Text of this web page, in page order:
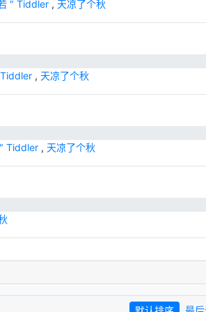
" Tiddler , 天凉了个秋
, 天凉了个秋
Tiddler , 天凉了个秋